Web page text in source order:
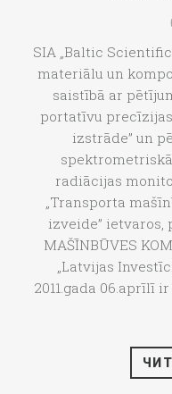
SIA „Baltic
materiālu un
saistībā ar
portatīvu
izstrāde” un
radiācijas
„Transporta
izveide” ietvaros,
MAŠĪNBŪVES
„Latvijas
2011.gada 06.aprīlī